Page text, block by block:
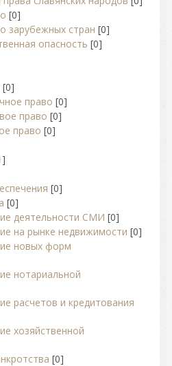
[0]
зарубежных стран [0]
опасность [0]
[0]
право [0]
право [0]
право [0]
[0]
[0]
деятельности СМИ [0]
на рынке недвижимости [0]
новых форм
нотариальной
расчетов и кредитования
хозяйственной
[0]